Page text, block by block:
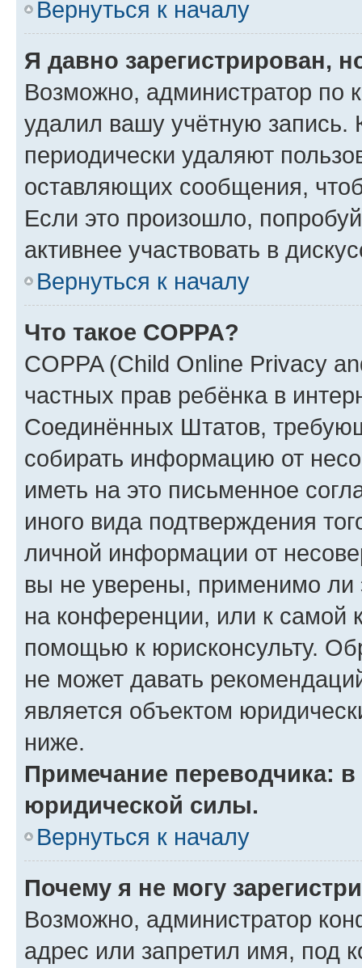
Вернуться к началу
Я давно зарегистрирован,
Возможно, администратор по
удалил вашу учётную запись.
периодически удаляют
оставляющих сообщения,
Если это произошло,
активнее участвовать в
Вернуться к началу
Что такое COPPA?
COPPA (Child Online Privacy
частных прав ребёнка в
Соединённых Штатов,
собирать информацию от
иметь на это письменное
иного вида подтверждения
личной информации от
вы не уверены, применимо ли
на конференции, или к самой
помощью к юрисконсульту.
не может давать
является объектом
ниже.
Примечание переводчика:
юридической силы.
Вернуться к началу
Почему я не могу
Возможно, администратор
адрес или запретил имя, под